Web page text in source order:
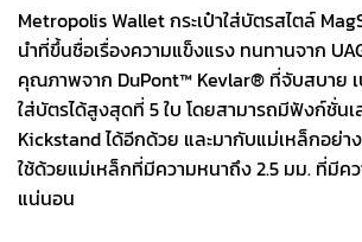
Metropolis Wallet กระเป๋าใส่บัตรสไตล์
นำที่ขึ้นชื่อเรื่องความแข็งแรง ทนทานจาก
คุณภาพจาก DuPont™ Kevlar® ที่จับสบาย เ
ใส่บัตรได้สูงสุดที่ 5 ใบ โดยสามารถมีฟังก์ชั่น
Kickstand ได้อีกด้วย และมากับแม่เหล็กอย่
ใช้ด้วยแม่เหล็กที่มีความหนาถึง 2.5 มม. ที่มีค
แน่นอน